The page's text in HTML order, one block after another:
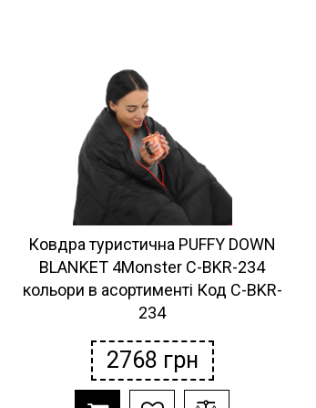
Ковдра туристична PUFFY DOWN
BLANKET 4Monster C-BKR-234
кольори в асортименті Код C-BKR-
234
2768 грн